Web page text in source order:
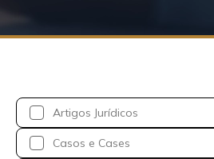
Artigos Jurídicos
Casos e Cases